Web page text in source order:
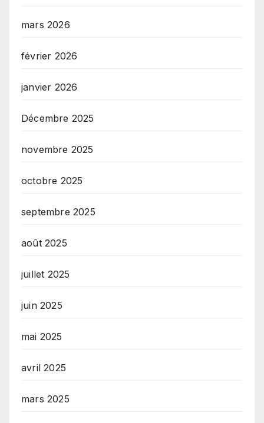
mars 2026
février 2026
janvier 2026
Décembre 2025
novembre 2025
octobre 2025
septembre 2025
août 2025
juillet 2025
juin 2025
mai 2025
avril 2025
mars 2025